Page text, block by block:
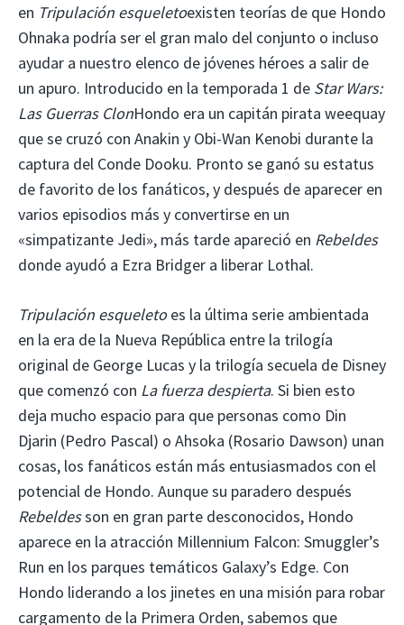
en Tripulación esqueletoexisten teorías de que Hondo
Ohnaka podría ser el gran malo del conjunto o incluso
ayudar a nuestro elenco de jóvenes héroes a salir de
un apuro. Introducido en la temporada 1 de Star Wars:
Las Guerras ClonHondo era un capitán pirata weequay
que se cruzó con Anakin y Obi-Wan Kenobi durante la
captura del Conde Dooku. Pronto se ganó su estatus
de favorito de los fanáticos, y después de aparecer en
varios episodios más y convertirse en un
«simpatizante Jedi», más tarde apareció en Rebeldes
donde ayudó a Ezra Bridger a liberar Lothal.
Tripulación esqueletoes la última serie ambientada
en la era de la Nueva República entre la trilogía
original de George Lucas y la trilogía secuela de Disney
que comenzó con La fuerza despierta. Si bien esto
deja mucho espacio para que personas como Din
Djarin (Pedro Pascal) o Ahsoka (Rosario Dawson) unan
cosas, los fanáticos están más entusiasmados con el
potencial de Hondo. Aunque su paradero después
Rebeldesson en gran parte desconocidos, Hondo
aparece en la atracción Millennium Falcon: Smuggler’s
Run en los parques temáticos Galaxy’s Edge. Con
Hondo liderando a los jinetes en una misión para robar
cargamento de la Primera Orden, sabemos que